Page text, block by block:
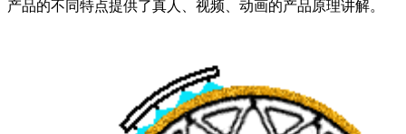
产品的不同特点提供了真人、视频、动画的产品原理讲解。